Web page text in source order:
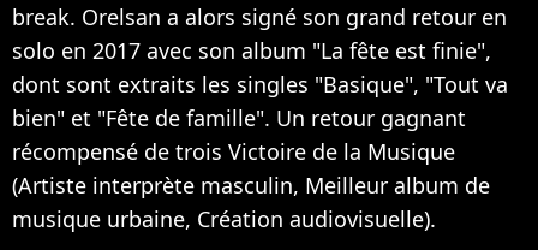
break. Orelsan a alors signé son grand retour en
solo en 2017 avec son album "La fête est finie",
dont sont extraits les singles "Basique", "Tout va
bien" et "Fête de famille". Un retour gagnant
récompensé de trois Victoire de la Musique
(Artiste interprète masculin, Meilleur album de
musique urbaine, Création audiovisuelle).